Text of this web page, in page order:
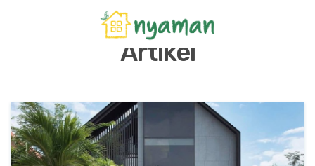
Artikel